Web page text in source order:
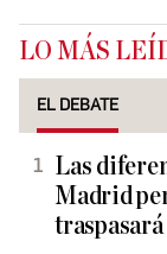
LO MÁS
EL DEBATE
Las
Madrid
traspasará